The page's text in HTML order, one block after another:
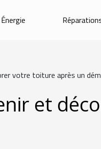
Énergie
votre toiture après un
et